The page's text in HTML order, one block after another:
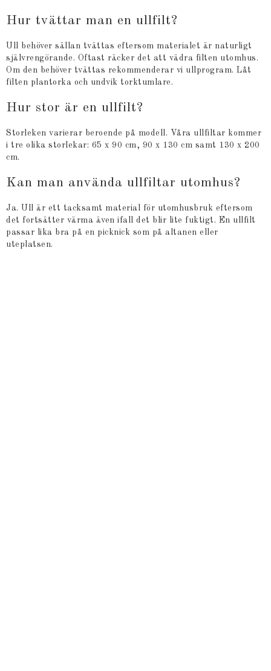
Hur tvättar man en ullfilt?
Ull behöver sällan tvättas eftersom materialet är naturligt
självrengörande. Oftast räcker det att vädra filten utomhus.
Om den behöver tvättas rekommenderar vi ullprogram. Låt
filten plantorka och undvik torktumlare.
Hur stor är en ullfilt?
Storleken varierar beroende på modell. Våra ullfiltar kommer
i tre olika storlekar: 65 x 90 cm, 90 x 130 cm samt 130 x 200
cm.
Kan man använda ullfiltar utomhus?
Ja. Ull är ett tacksamt material för utomhusbruk eftersom
det fortsätter värma även ifall det blir lite fuktigt. En ullfilt
passar lika bra på en picknick som på altanen eller
uteplatsen.